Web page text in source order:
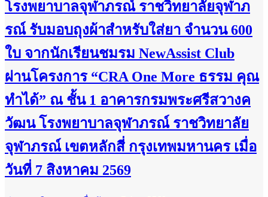
โรงพยาบาลจุฬาภรณ์ ราชวิทยาลัยจุฬาภ
รณ์ รับมอบถุงผ้าสำหรับใส่ยา จำนวน 600
ใบ จากนักเรียนชมรม NewAssist Club
ผ่านโครงการ “CRA One More ธรรม คุณ
ทำได้” ณ ชั้น 1 อาคารกรมพระศรีสวางค
วัฒน โรงพยาบาลจุฬาภรณ์ ราชวิทยาลัย
จุฬาภรณ์ เขตหลักสี่ กรุงเทพมหานคร เมื่อ
วันที่ 7 สิงหาคม 2569